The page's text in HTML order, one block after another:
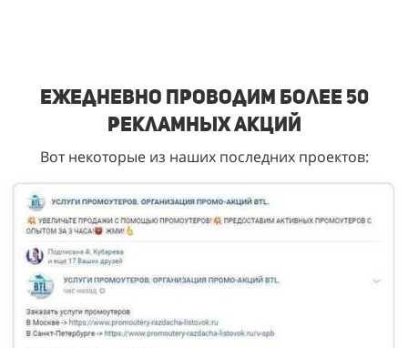
Ежедневно проводим более 50
рекламных акций
Вот некоторые из наших последних проектов: